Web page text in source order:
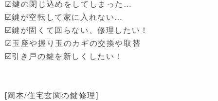
☑鍵の閉じ込めをしてしまった…
☑️鍵が空転して家に入れない…
☑️鍵が固くて回らない、修理したい！
☑玉座や握り玉のカギの交換や取替
☑️引き戸の鍵を新しくしたい！
[岡本/住宅玄関の鍵修理]